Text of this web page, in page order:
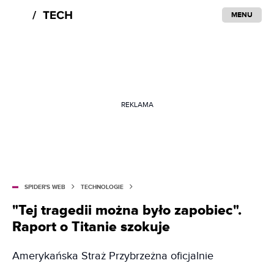
MENU
REKLAMA
SPIDER'S WEB TECHNOLOGIE
"Tej tragedii można było zapobiec".
Raport o Titanie szokuje
Amerykańska Straż Przybrzeżna oficjalnie